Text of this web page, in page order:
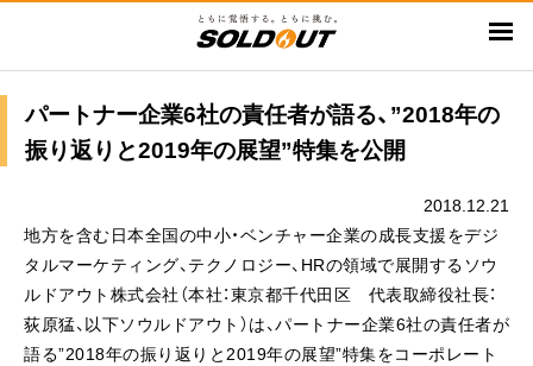
ン
テ
パートナー企業6社の責任者が語る、”2018年の
振り返りと2019年の展望”特集を公開
2018.12.21
地方を含む日本全国の中小・ベンチャー企業の成長支援をデジ
タルマーケティング、テクノロジー、HRの領域で展開するソウ
ルドアウト株式会社（本社：東京都千代田区 代表取締役社長：
荻原猛、以下ソウルドアウト）は、パートナー企業6社の責任者が
語る”2018年の振り返りと2019年の展望”特集をコーポレート